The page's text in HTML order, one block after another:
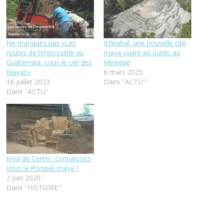
Ne manquez pas «Les
routes de l’impossible au
Guatemala, sous le ciel des
Mayas»
16 juillet 2023
Dans "ACTU"
Ichkabal, une nouvelle cité
maya ouvre au public au
Mexique
6 mars 2025
Dans "ACTU"
Joya de Cerén : connaissez-
vous la Pompéi maya ?
2 juin 2020
Dans "HISTOIRE"